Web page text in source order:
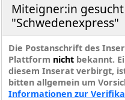
Miteigner:in
"Schwedenexpress"
Die Postanschrift des
Plattform nicht bekannt.
diesem Inserat verbirgt,
bitten allgemein um
Informationen zur